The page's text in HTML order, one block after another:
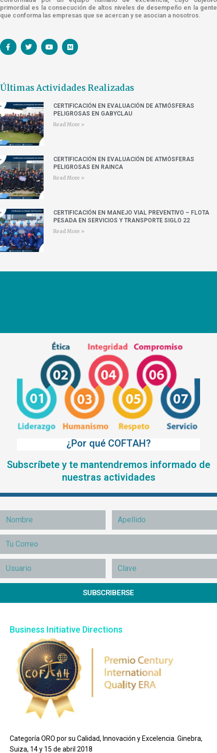
primordial es la consecución de altos niveles de desempeño en la gente
que conforma las empresas que se acercan y se asocian a nosotros.
Últimas Actividades Realizadas
CERTIFICACIÓN EN EVALUACIÓN DE ATMÓSFERAS
PELIGROSAS EN GABYCLAU
Read More »
CERTIFICACIÓN EN EVALUACIÓN DE ATMÓSFERAS
PELIGROSAS EN RAINCA
Read More »
CERTIFICACIÓN EN MANEJO VIAL PREVENTIVO – FLOTA
PESADA EN SERVICIOS Y TRANSPORTE SIGLO 22
Read More »
¿Por qué COFTAH?
Subscríbete y te mantendremos informado de
nuestras actividades
SUBSCRIBERSE
Business Initiative Directions
Categoría ORO por su Calidad, Innovación y Excelencia. Ginebra,
Suiza, 14 y 15 de abril 2018